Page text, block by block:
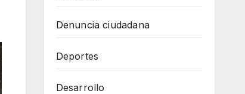
Denuncia ciudadana
Deportes
Desarrollo